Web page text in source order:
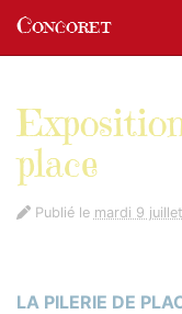
Concoret
place
Publié le mardi 9
LA PILERIE DE
Panneau de gestion